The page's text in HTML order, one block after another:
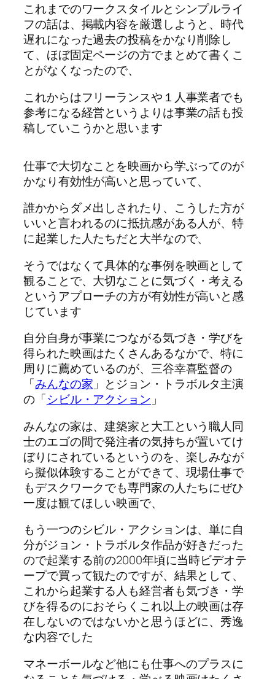
これまでのワークスタイルとシンプルライ
フの話は、掲載内容を厳選しようと、時代
遅れになった過去の投稿をかなり削除し
て、ほぼ固定ページの方でまとめて書くこ
とがなくなったので、
これからはフリーランスや１人事業者でも
参考になる経営というよりは事業の話も投
稿していこうかと思います
仕事で大切なことを映画から学ぶってのが
かなり有効性が高いと思っていて、
誰かからダメ出しされたり、こうした方が
いいと言われるのに抵抗感がある人が、特
に起業した人たちだと大半なので、
そうではなくて具体的な事例を映画として
観ることで、大切なことに気づく・考える
というアプローチの方が有効性が高いと感
じています
自分自身が事業につながる気づき・学びを
得られた映画はたくさんあるなかで、特に
周りに薦めているのが、三谷幸喜監督の
「みんなの家 」とジョン・トラボルタ主演
の「シビル・アクション 」
みんなの家は、建築家と大工という職人同
士のエゴの間で発注者の気持ちが置いてけ
ぼりにされているというのを、楽しみなが
ら擬似体験することができて、現場仕事で
もデスクワークでも専門家の人たちにぜひ
一度は観てほしい映画で、
もう一つのシビル・アクションは、単に自
分がジョン・トラボルタ作品が好きだった
ので起業する前の2000年頃に当時ビデオテ
ープで買って観たのですが、結果として、
これから起業する人も経営者も気づき・学
びを得るのにおそらくこれ以上の映画は存
在しないのではないかと思うほどに、秀逸
な内容でした
マネーボールなど他にも仕事へのプラスに